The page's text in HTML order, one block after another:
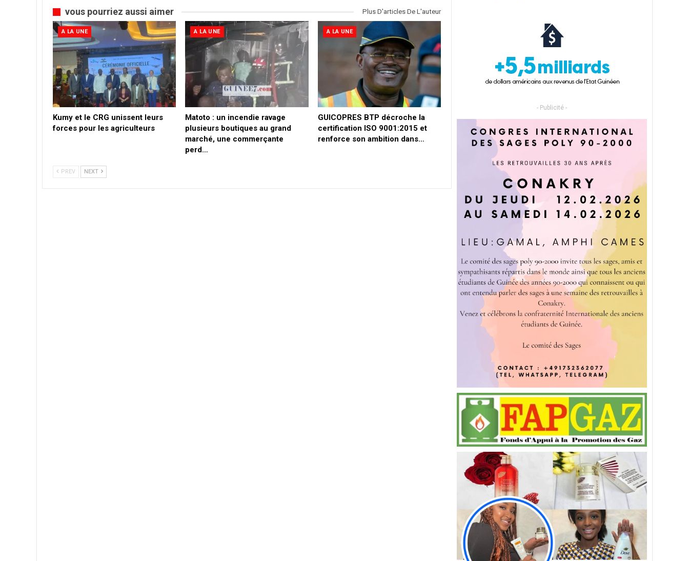
vous pourriez aussi aimer Plus D'articles De L'auteur
A LA UNE
Kumy et le CRG unissent leurs
forces pour les agriculteurs
A LA UNE
Matoto : un incendie ravage
plusieurs boutiques au grand
marché, une commerçante
perd…
A LA UNE
GUICOPRES BTP décroche la
certification ISO 9001:2015 et
renforce son ambition dans…
PREV NEXT
- Publicité -